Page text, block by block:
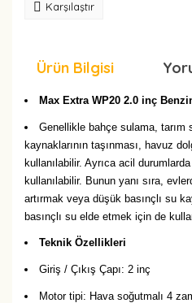
Karşılaştır
Ürün Bilgisi
Max Extra WP20 2.0 inç
Genellikle bahçe sulama,
kaynaklarının taşınması, havuz
kullanılabilir. Ayrıca acil
kullanılabilir. Bunun yanı sıra,
artırmak veya düşük basınçlı su
basınçlı su elde etmek için de
Teknik Özellikleri
Giriş / Çıkış Çapı: 2 inç
Motor tipi: Hava soğutmalı 4